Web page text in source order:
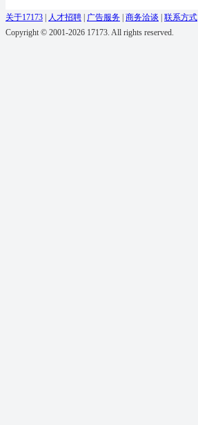
关于17173 人才招聘 广告服务 商务洽谈 联系方式
Copyright © 2001-2026 17173. All rights reserved.